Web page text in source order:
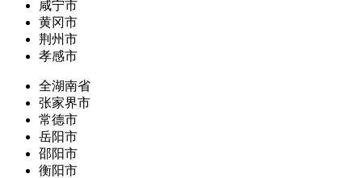
咸宁市
黄冈市
荆州市
孝感市
全湖南省
张家界市
常德市
岳阳市
邵阳市
衡阳市